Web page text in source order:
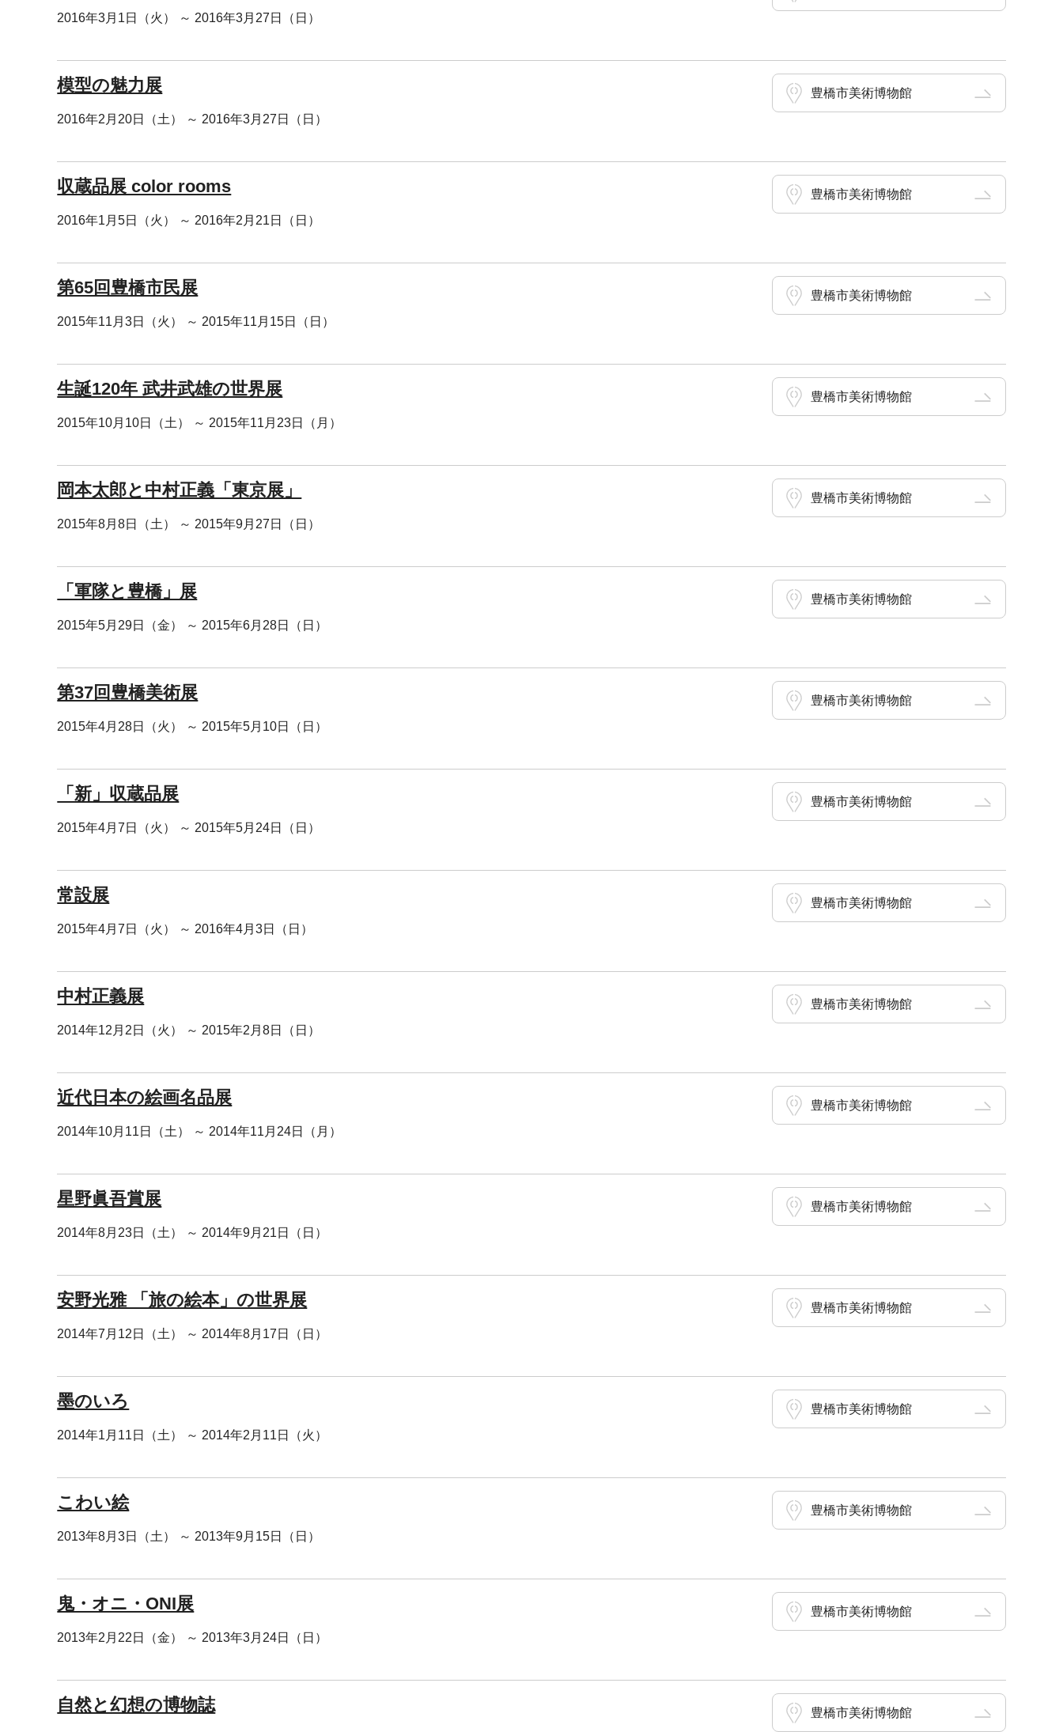
2016年3月1日（火） ～ 2016年3月27日（日）
模型の魅力展
2016年2月20日（土） ～ 2016年3月27日（日）
豊橋市美術博物館
収蔵品展 color rooms
2016年1月5日（火） ～ 2016年2月21日（日）
豊橋市美術博物館
第65回豊橋市民展
2015年11月3日（火） ～ 2015年11月15日（日）
豊橋市美術博物館
生誕120年 武井武雄の世界展
2015年10月10日（土） ～ 2015年11月23日（月）
豊橋市美術博物館
岡本太郎と中村正義「東京展」
2015年8月8日（土） ～ 2015年9月27日（日）
豊橋市美術博物館
「軍隊と豊橋」展
2015年5月29日（金） ～ 2015年6月28日（日）
豊橋市美術博物館
第37回豊橋美術展
2015年4月28日（火） ～ 2015年5月10日（日）
豊橋市美術博物館
「新」収蔵品展
2015年4月7日（火） ～ 2015年5月24日（日）
豊橋市美術博物館
常設展
2015年4月7日（火） ～ 2016年4月3日（日）
豊橋市美術博物館
中村正義展
2014年12月2日（火） ～ 2015年2月8日（日）
豊橋市美術博物館
近代日本の絵画名品展
2014年10月11日（土） ～ 2014年11月24日（月）
豊橋市美術博物館
星野眞吾賞展
2014年8月23日（土） ～ 2014年9月21日（日）
豊橋市美術博物館
安野光雅 「旅の絵本」の世界展
2014年7月12日（土） ～ 2014年8月17日（日）
豊橋市美術博物館
墨のいろ
2014年1月11日（土） ～ 2014年2月11日（火）
豊橋市美術博物館
こわい絵
2013年8月3日（土） ～ 2013年9月15日（日）
豊橋市美術博物館
鬼・オニ・ONI展
2013年2月22日（金） ～ 2013年3月24日（日）
豊橋市美術博物館
自然と幻想の博物誌 豊橋市美術博物館